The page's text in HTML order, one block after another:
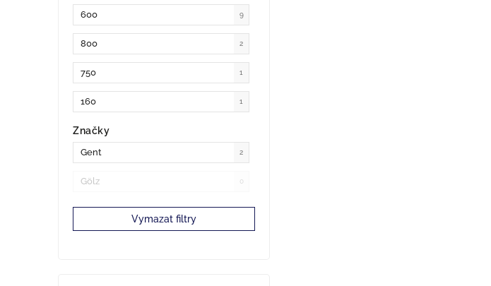
Značky
Gent 2
Gölz 0
600 9
800 2
750 1
160 1
Vymazat filtry